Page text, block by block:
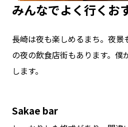
みんなでよく行くお
長崎は夜も楽しめるまち。夜
の夜の飲食店街もあります。僕
します。
Sakae bar